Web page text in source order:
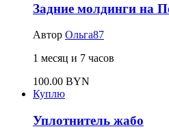
Задние молдинги на
Автор Ольга87
1 месяц и 7 часов
100.00 BYN
Куплю
Уплотнитель жабо